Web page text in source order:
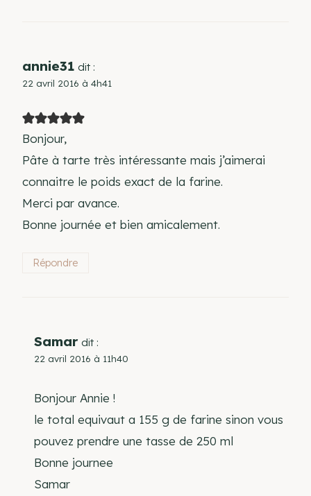
annie31 dit :
22 avril 2016 à 4h41
Bonjour,
Pâte à tarte très intéressante mais j’aimerai
connaitre le poids exact de la farine.
Merci par avance.
Bonne journée et bien amicalement.
Répondre
Samar dit :
22 avril 2016 à 11h40
Bonjour Annie !
le total equivaut a 155 g de farine sinon vous
pouvez prendre une tasse de 250 ml
Bonne journee
Samar